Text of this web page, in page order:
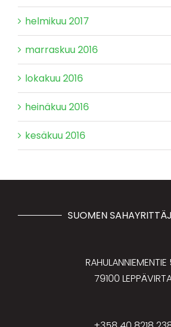
helmikuu 2017
marraskuu 2016
lokakuu 2016
heinäkuu 2016
kesäkuu 2016
SUOMEN
79100